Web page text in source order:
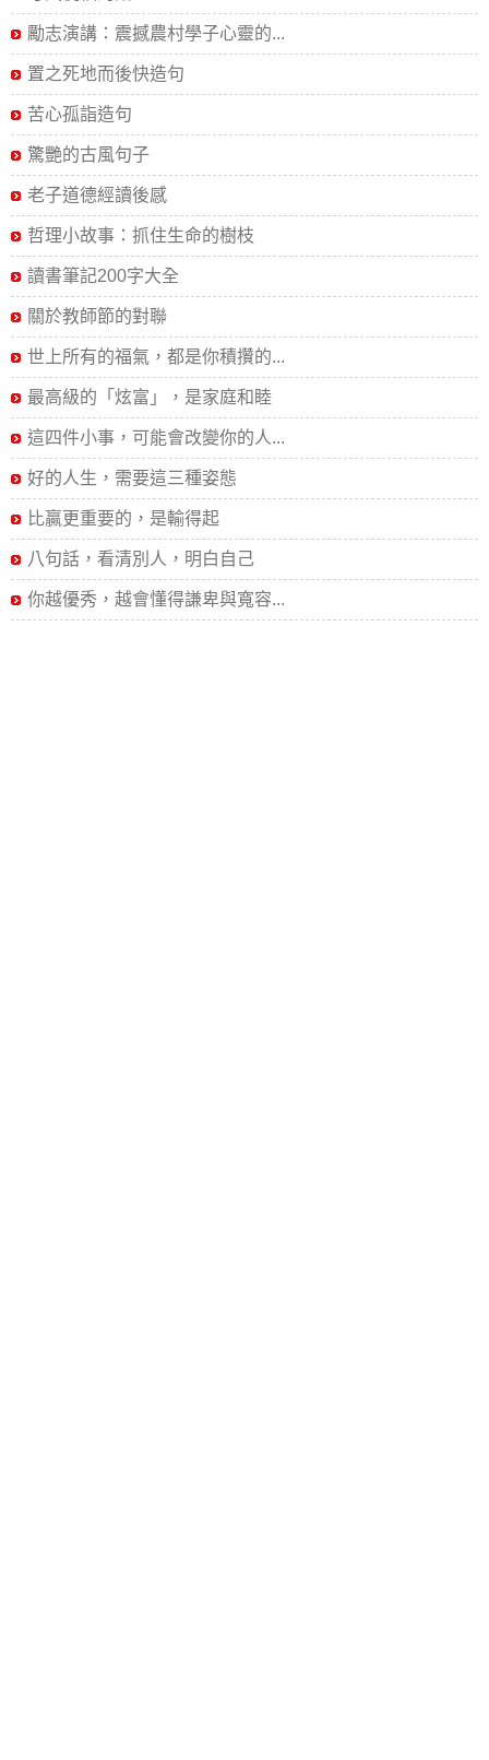
勵志演講：震撼農村學子心靈的...
置之死地而後快造句
苦心孤詣造句
驚艷的古風句子
老子道德經讀後感
哲理小故事：抓住生命的樹枝
讀書筆記200字大全
關於教師節的對聯
世上所有的福氣，都是你積攢的...
最高級的「炫富」，是家庭和睦
這四件小事，可能會改變你的人...
好的人生，需要這三種姿態
比贏更重要的，是輸得起
八句話，看清別人，明白自己
你越優秀，越會懂得謙卑與寬容...